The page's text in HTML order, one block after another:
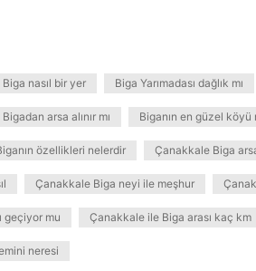
Biga nasıl bir yer Biga Yarımadası dağlık mı
Bigadan arsa alınır mı Biganın en güzel köyü
özellikleri nelerdir Çanakkale Biga arsa
Çanakkale Biga neyi ile meşhur
geçiyor mu Çanakkale ile Biga arası kaç km
neresi